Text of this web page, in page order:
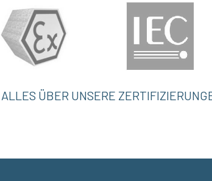
ALLES ÜBER UNSERE